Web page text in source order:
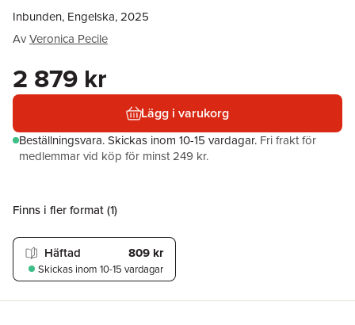
Inbunden, Engelska, 2025
AvVeronica Pecile
2 879 kr
Lägg i varukorg
Beställningsvara.Skickas inom 10-15 vardagar. Fri frakt för
medlemmar vid köp för minst 249 kr.
Finns i fler format (1)
Häftad 809 kr
Skickas inom 10-15 vardagar